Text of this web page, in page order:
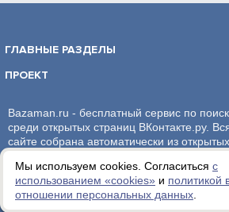
Мы используем cookies. Согласиться с
использованием «сookies» и политикой
отношении персональных данных
ГЛАВНЫЕ РАЗДЕЛЫ
ПРОЕКТ
Bazaman.ru - бесплатный сервис по
среди открытых страниц ВКонтакте.ру.
сайте собрана автоматически из
администрация сайта ответственности не
Политика обработки